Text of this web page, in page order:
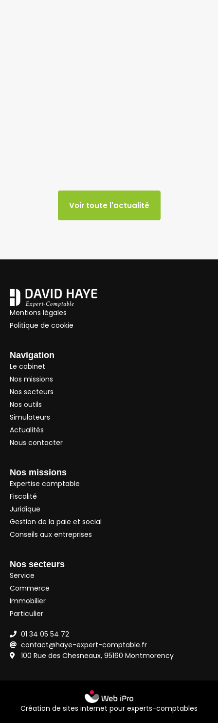
Voir toute l'actualité
Mentions légales
Politique de cookie
Navigation
Le cabinet
Nos missions
Nos secteurs
Nos outils
Simulateurs
Actualités
Nous contacter
Nos missions
Expertise comptable
Fiscalité
Juridique
Gestion de la paie et social
Conseils aux entreprises
Nos secteurs
Service
Commerce
Immobilier
Particulier
01 34 05 54 72
contact@haye-expert-comptable.fr
100 Rue des Chesneaux, 95160 Montmorency
Création de sites internet pour experts-comptables